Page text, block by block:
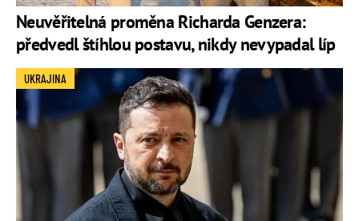
Neuvěřitelná proměna Richarda Genzera:
předvedl štíhlou postavu, nikdy nevypadal líp
UKRAJINA